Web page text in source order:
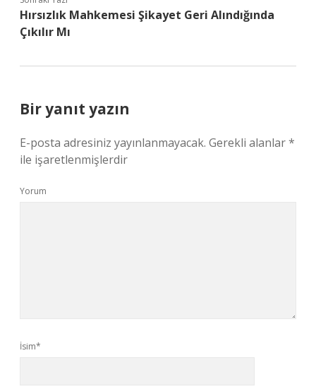
Hırsızlık Mahkemesi Şikayet Geri Alındığında
Çıkılır Mı
Bir yanıt yazın
E-posta adresiniz yayınlanmayacak. Gerekli alanlar*
ile işaretlenmişlerdir
Yorum
İsim*